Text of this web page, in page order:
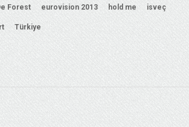
Forest eurovision 2013 hold me isveç
Türkiye